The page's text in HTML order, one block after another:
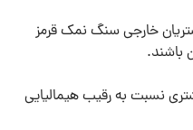
خارجی سنگ نمک قرمز
باشند.
نسبت به رقیب هیمالیایی